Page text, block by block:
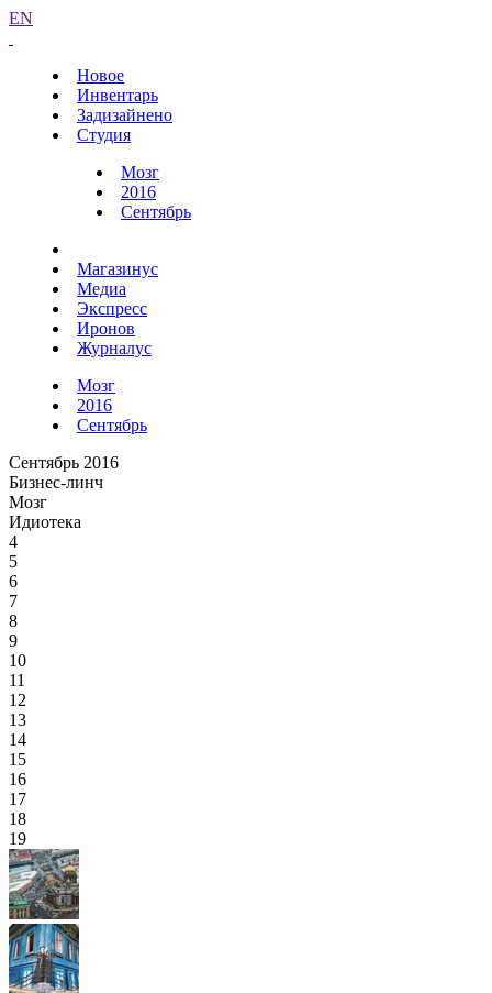
EN
Новое
Инвентарь
Задизайнено
Студия
Мозг
2016
Сентябрь
Магазинус
Медиа
Экспресс
Иронов
Журналус
Мозг
2016
Сентябрь
Сентябрь 2016
Бизнес-линч
Мозг
Идиотека
4
5
6
7
8
9
10
11
12
13
14
15
16
17
18
19